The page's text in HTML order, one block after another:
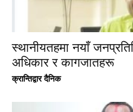
स्थानीयतहमा नयाँ
अधिकार र कागजातहरू
क्रान्तिद्वार दैनिक